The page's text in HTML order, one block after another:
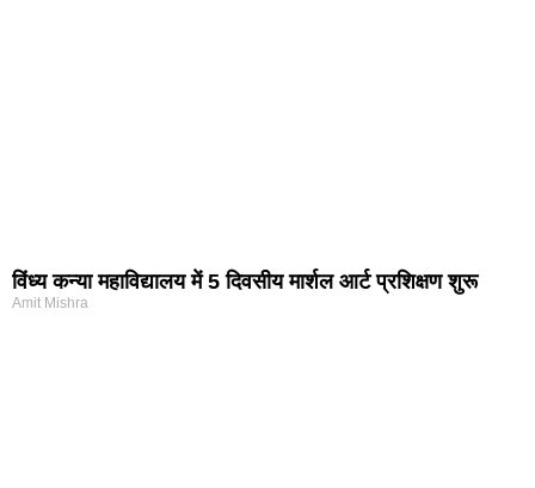
विंध्य कन्या महाविद्यालय में 5 दिवसीय मार्शल आर्ट प्रशिक्षण शुरू
Amit Mishra